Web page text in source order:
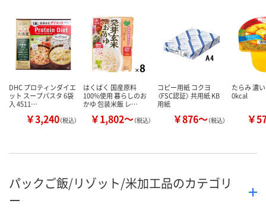
DHC プロティンダイエ
ット スープパスタ 6袋
入 4511…
￥3,240（税込）
はくばく 国産原料
100%使用 暮らしのお
かゆ 包装米飯 レ…
￥1,802～（税込）
コピー用紙 コクヨ
〈FSC認証〉 共用紙 KB
用紙
￥876～（税込）
たらみ 濃
0kcal
￥
パックご飯/リゾット/米加工品のカテゴリ
ー